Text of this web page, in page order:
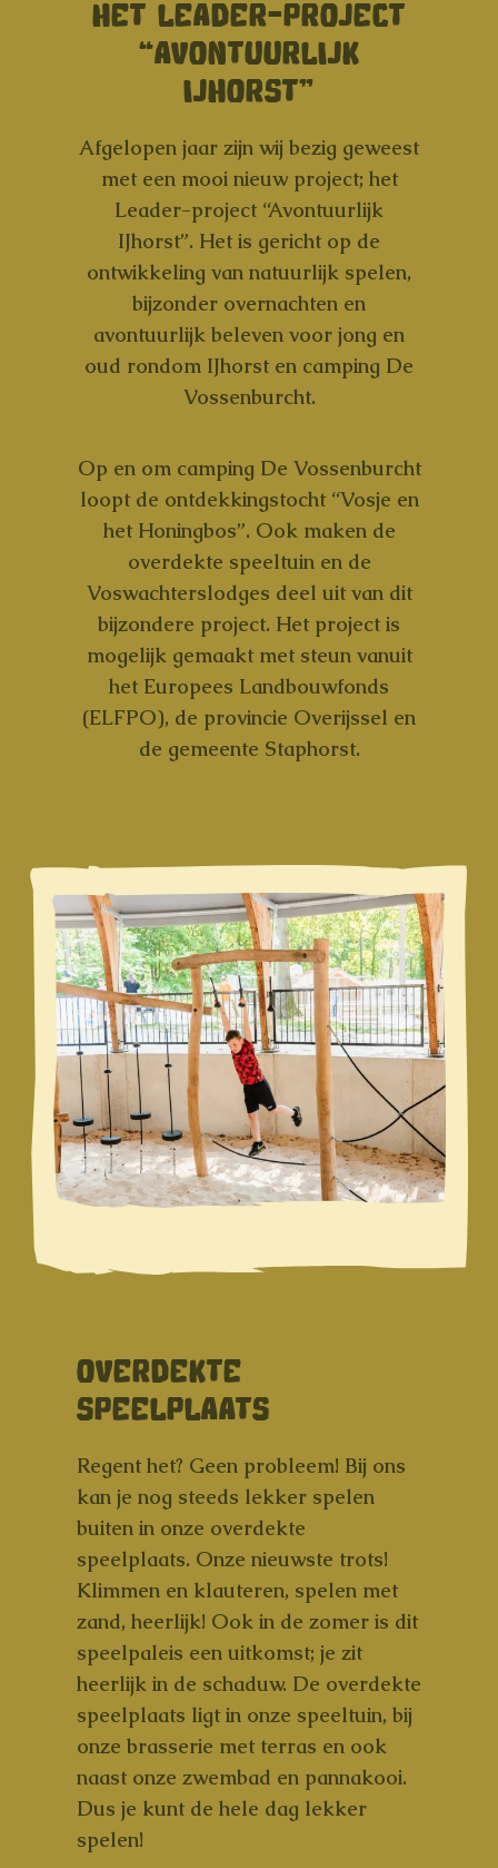
HET LEADER-PROJECT
“AVONTUURLIJK
IJHORST”
Afgelopen jaar zijn wij bezig geweest
met een mooi nieuw project; het
Leader-project “Avontuurlijk
IJhorst”. Het is gericht op de
ontwikkeling van natuurlijk spelen,
bijzonder overnachten en
avontuurlijk beleven voor jong en
oud rondom IJhorst en camping De
Vossenburcht.
Op en om camping De Vossenburcht
loopt de ontdekkingstocht “Vosje en
het Honingbos”. Ook maken de
overdekte speeltuin en de
Voswachterslodges deel uit van dit
bijzondere project. Het project is
mogelijk gemaakt met steun vanuit
het Europees Landbouwfonds
(ELFPO), de provincie Overijssel en
de gemeente Staphorst.
OVERDEKTE
SPEELPLAATS
Regent het? Geen probleem! Bij ons
kan je nog steeds lekker spelen
buiten in onze overdekte
speelplaats. Onze nieuwste trots!
Klimmen en klauteren, spelen met
zand, heerlijk! Ook in de zomer is dit
speelpaleis een uitkomst; je zit
heerlijk in de schaduw. De overdekte
speelplaats ligt in onze speeltuin, bij
onze brasserie met terras en ook
naast onze zwembad en pannakooi.
Dus je kunt de hele dag lekker
spelen!